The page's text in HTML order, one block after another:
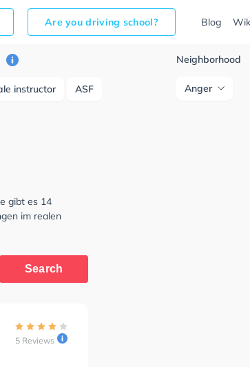
Are you driving school? Blog
instructor ASF
Neighborhood
Anger
gibt es 14
im realen
Search
5 Reviews